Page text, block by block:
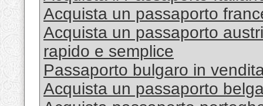
Acquista un passaporto
Acquista un passaporto
rapido e semplice
Passaporto bulgaro in
Acquista un passaporto